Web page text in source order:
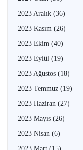
2023 Aralık (36)
2023 Kasım (26)
2023 Ekim (40)
2023 Eylül (19)
2023 Ağustos (18)
2023 Temmuz (19)
2023 Haziran (27)
2023 Mayıs (26)
2023 Nisan (6)
2023 Mart (15)